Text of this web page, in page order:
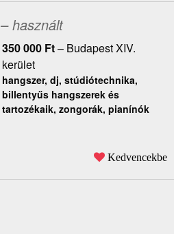
– használt
350 000 Ft– Budapest XIV.
kerület
hangszer, dj, stúdiótechnika,
billentyűs hangszerek és
tartozékaik, zongorák, pianínók
Kedvencekbe